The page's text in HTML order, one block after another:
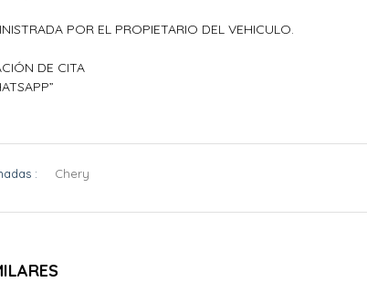
POR EL PROPIETARIO DEL VEHICULO.
DE CITA
: Chery